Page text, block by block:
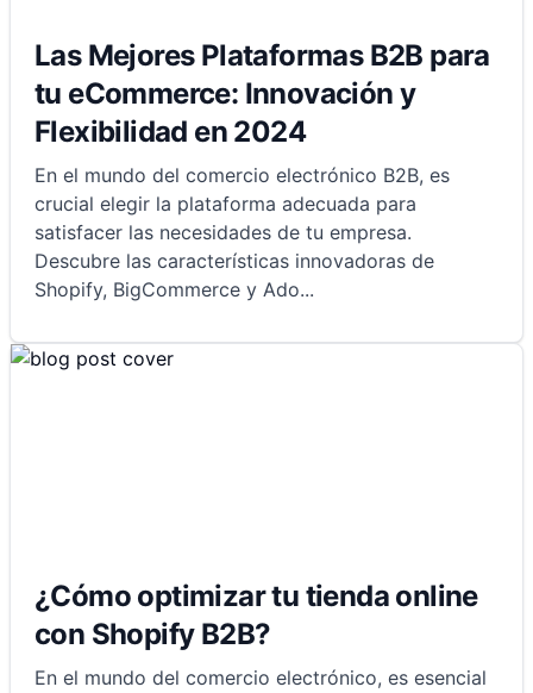
Las Mejores Plataformas B2B para
tu eCommerce: Innovación y
Flexibilidad en 2024
En el mundo del comercio electrónico B2B, es
crucial elegir la plataforma adecuada para
satisfacer las necesidades de tu empresa.
Descubre las características innovadoras de
Shopify, BigCommerce y Ado...
¿Cómo optimizar tu tienda online
con Shopify B2B?
En el mundo del comercio electrónico, es esencial